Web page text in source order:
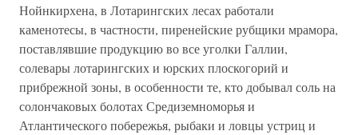
Нойнкирхена, в Лотарингских лесах работали
каменотесы, в частности, пиренейские рубщики мрамора,
поставлявшие продукцию во все уголки Галлии,
солевары лотарингских и юрских плоскогорий и
прибрежной зоны, в особенности те, кто добывал соль на
солончаковых болотах Средиземноморья и
Атлантического побережья, рыбаки и ловцы устриц и